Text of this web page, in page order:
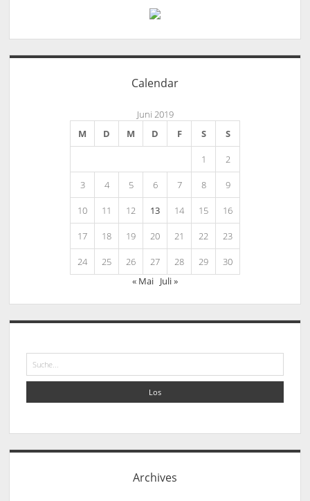
Calendar
Juni 2019
M
D M D F S S
1 2
3 4 5 6 7 8 9
10 11 12 13 14 15 16
17 18 19 20 21 22 23
24 25 26 27 28 29
30
« Mai Juli »
Archives